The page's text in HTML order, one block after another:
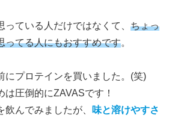
っている人だけではなくて、 ちょっ
ってる人にもおすすめです。
にプロテインを買いました。(笑)
圧倒的にZAVASです！
んでみましたが、
味と溶けやすさ